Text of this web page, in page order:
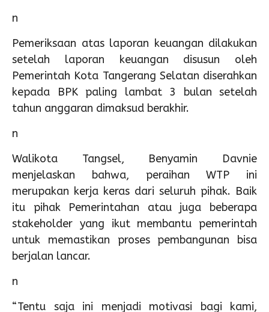
n
Pemeriksaan atas laporan keuangan dilakukan
setelah laporan keuangan disusun oleh
Pemerintah Kota Tangerang Selatan diserahkan
kepada BPK paling lambat 3 bulan setelah
tahun anggaran dimaksud berakhir.
n
Walikota Tangsel, Benyamin Davnie
menjelaskan bahwa, peraihan WTP ini
merupakan kerja keras dari seluruh pihak. Baik
itu pihak Pemerintahan atau juga beberapa
stakeholder yang ikut membantu pemerintah
untuk memastikan proses pembangunan bisa
berjalan lancar.
n
“Tentu saja ini menjadi motivasi bagi kami,